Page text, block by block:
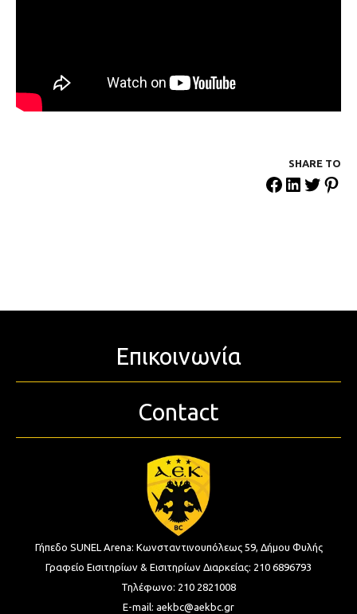
SHARE ΤΟ
Επικοινωνία
Contact
Γήπεδο SUNEL Arena: Κωνσταντινουπόλεως 59, Δήμου Φυλής
Γραφείο Εισιτηρίων & Εισιτηρίων Διαρκείας: 210 6896793
Τηλέφωνο: 210 2821008
E-mail: aekbc@aekbc.gr